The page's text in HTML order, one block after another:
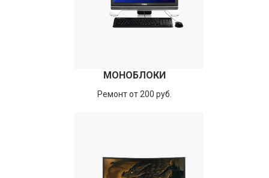
МОНОБЛОКИ
Ремонт от 200 руб.